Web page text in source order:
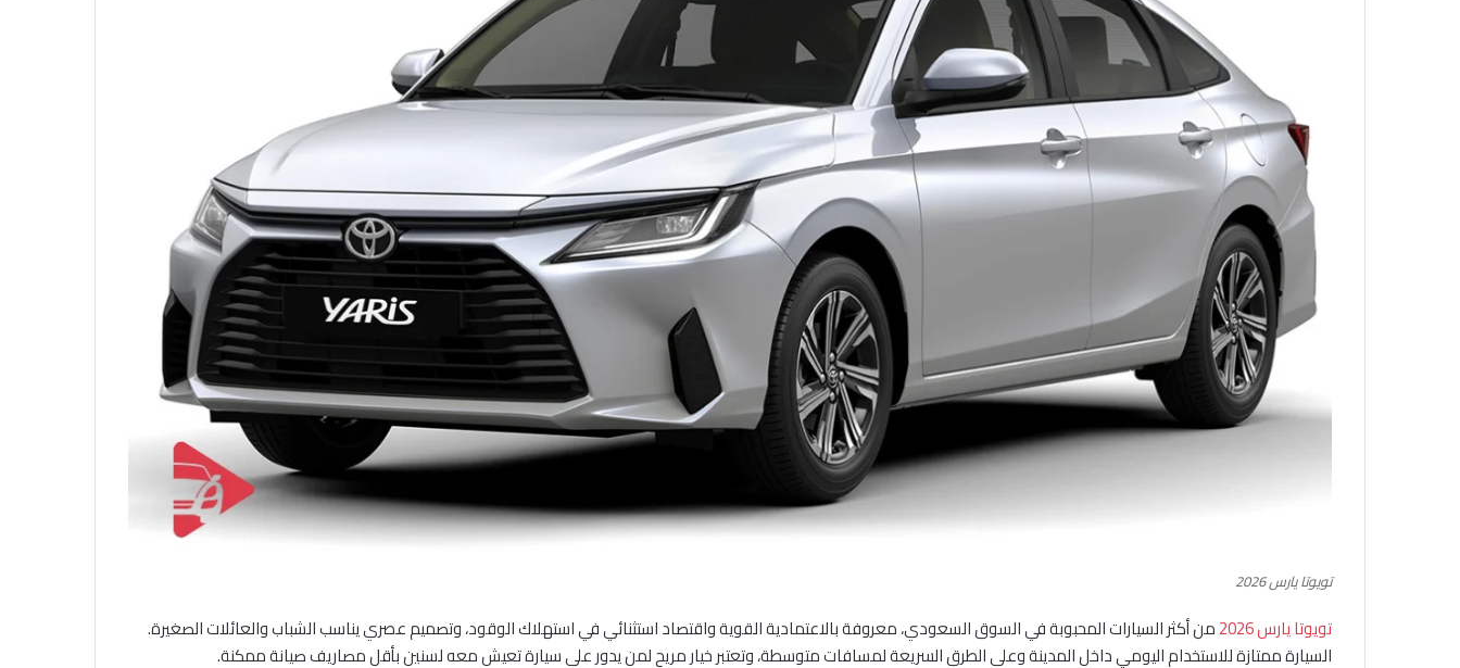
تويوتا يارس 2026
تويوتا يارس 2026
من أكثر السيارات المحبوبة في السوق السعودي، معروفة بالاعتمادية القوية واقتصاد استثنائي في استهلاك الوقود، وتصميم عصري يناسب الشباب والعائلات الصغيرة.
السيارة ممتازة للاستخدام اليومي داخل المدينة وعلى الطرق السريعة لمسافات متوسطة، وتعتبر خيار مريح لمن يدور على سيارة تعيش معه لسنين بأقل مصاريف صيانة ممكنة.